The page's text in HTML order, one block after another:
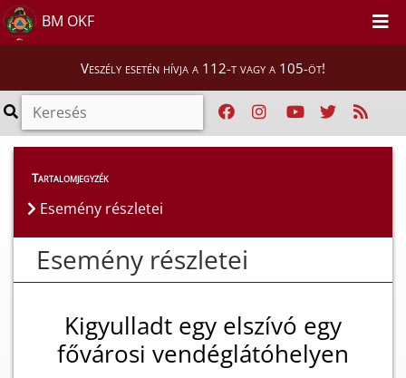
BM OKF
Veszély esetén hívja a 112-t vagy a 105-öt!
Esemény részletei
Tartalomjegyzék
Esemény részletei
Esemény részletei
Kigyulladt egy elszívó egy
fővárosi vendéglátóhelyen